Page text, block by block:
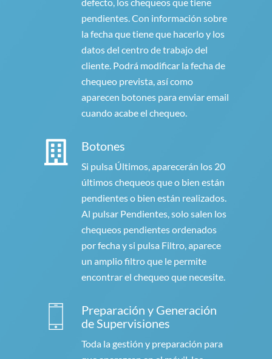
pendientes. Con información sobre
la fecha que tiene que hacerlo y los
datos del centro de trabajo del
cliente. Podrá modificar la fecha de
chequeo prevista, así como
aparecen botones para enviar email
cuando acabe el chequeo.
Botones
Si pulsa Últimos, aparecerán los 20
últimos chequeos que o bien están
pendientes o bien están realizados.
Al pulsar Pendientes, solo salen los
chequeos pendientes ordenados
por fecha y si pulsa Filtro, aparece
un amplio filtro que le permite
encontrar el chequeo que necesite.
Preparación y Generación
de Supervisiones
Toda la gestión y preparación para